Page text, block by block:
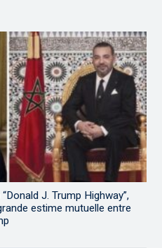
J. Trump Highway”,
estime mutuelle entre